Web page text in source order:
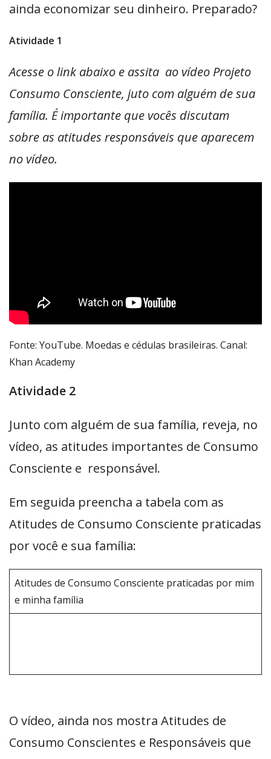
ainda economizar seu dinheiro. Preparado?
Atividade 1
Acesse o link abaixo e assita ao vídeo Projeto
Consumo Consciente, juto com alguém de sua
família. É importante que vocês discutam
sobre as atitudes responsáveis que aparecem
no vídeo.
Fonte: YouTube. Moedas e cédulas brasileiras. Canal:
Khan Academy
Atividade 2
Junto com alguém de sua família, reveja, no
vídeo, as atitudes importantes de Consumo
Consciente e responsável.
Em seguida preencha a tabela com as
Atitudes de Consumo Consciente praticadas
por você e sua família:
Atitudes de Consumo Consciente praticadas por mim
e minha família
O vídeo, ainda nos mostra Atitudes de
Consumo Conscientes e Responsáveis que